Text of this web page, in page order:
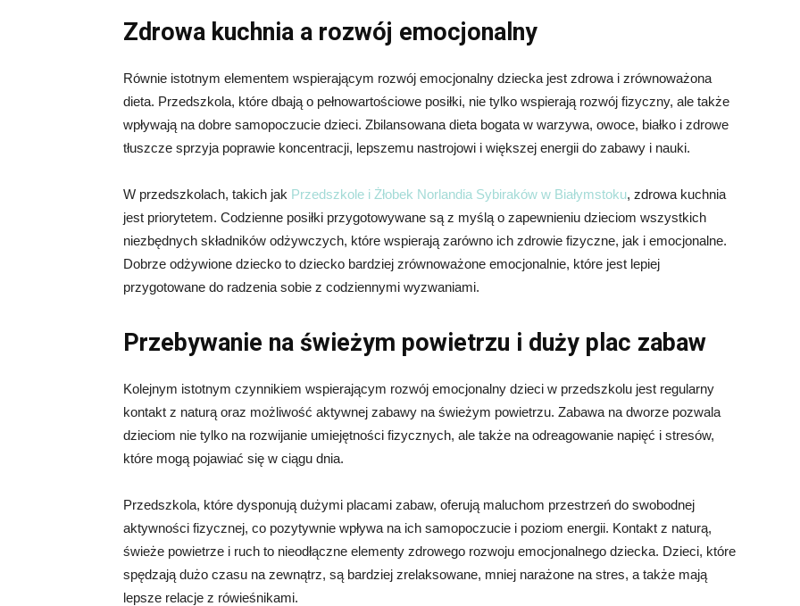
Zdrowa kuchnia a rozwój emocjonalny
Równie istotnym elementem wspierającym rozwój emocjonalny dziecka jest zdrowa i zrównoważona
dieta. Przedszkola, które dbają o pełnowartościowe posiłki, nie tylko wspierają rozwój fizyczny, ale także
wpływają na dobre samopoczucie dzieci. Zbilansowana dieta bogata w warzywa, owoce, białko i zdrowe
tłuszcze sprzyja poprawie koncentracji, lepszemu nastrojowi i większej energii do zabawy i nauki.
W przedszkolach, takich jak Przedszkole i Żłobek Norlandia Sybiraków w Białymstoku, zdrowa kuchnia
jest priorytetem. Codzienne posiłki przygotowywane są z myślą o zapewnieniu dzieciom wszystkich
niezbędnych składników odżywczych, które wspierają zarówno ich zdrowie fizyczne, jak i emocjonalne.
Dobrze odżywione dziecko to dziecko bardziej zrównoważone emocjonalnie, które jest lepiej
przygotowane do radzenia sobie z codziennymi wyzwaniami.
Przebywanie na świeżym powietrzu i duży plac zabaw
Kolejnym istotnym czynnikiem wspierającym rozwój emocjonalny dzieci w przedszkolu jest regularny
kontakt z naturą oraz możliwość aktywnej zabawy na świeżym powietrzu. Zabawa na dworze pozwala
dzieciom nie tylko na rozwijanie umiejętności fizycznych, ale także na odreagowanie napięć i stresów,
które mogą pojawiać się w ciągu dnia.
Przedszkola, które dysponują dużymi placami zabaw, oferują maluchom przestrzeń do swobodnej
aktywności fizycznej, co pozytywnie wpływa na ich samopoczucie i poziom energii. Kontakt z naturą,
świeże powietrze i ruch to nieodłączne elementy zdrowego rozwoju emocjonalnego dziecka. Dzieci, które
spędzają dużo czasu na zewnątrz, są bardziej zrelaksowane, mniej narażone na stres, a także mają
lepsze relacje z rówieśnikami.